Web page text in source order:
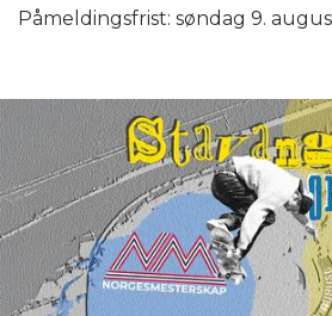
Påmeldingsfrist: søndag 9.